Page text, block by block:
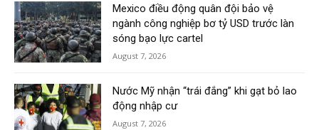
Mexico điều động quân đội bảo vệ
ngành công nghiệp bơ tỷ USD trước làn
sóng bạo lực cartel
August 7, 2026
Nước Mỹ nhận “trái đắng” khi gạt bỏ lao
động nhập cư
August 7, 2026